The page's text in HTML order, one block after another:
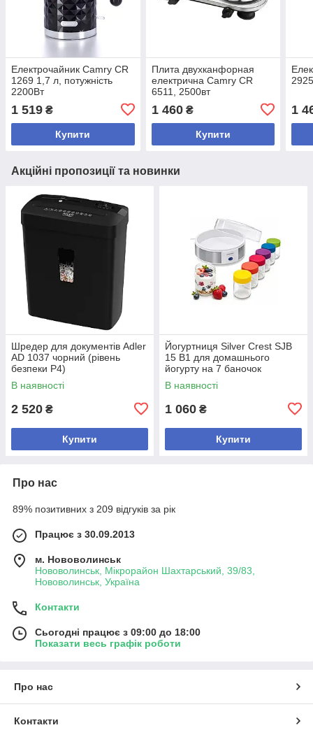
Електрочайник Camry CR
1269 1,7 л, потужність
2200Вт
1 519 ₴
Купити
Плита двухканфорная
електрична Camry CR
6511, 2500вт
1 460₴
Купити
1
Акційні пропозиції та новинки
Шредер для документів Adler
AD 1037 чорний (рівень
безпеки P4)
В наявності
2 520 ₴
Купити
Йогуртниця Silver Crest SJB
15 B1 для домашнього
йогурту на 7 баночок
В наявності
1 060 ₴
Купити
Про нас
89% позитивних з 209 відгуків за рік
Працює з 30.09.2013
м. Нововолинськ
Нововолинськ, Мікрорайон Шахтарський, 39/83,
Нововолинськ, Україна
Контакти
Сьогодні працює з 09:00 до 18:00
Показати весь графік роботи
Про нас
Контакти